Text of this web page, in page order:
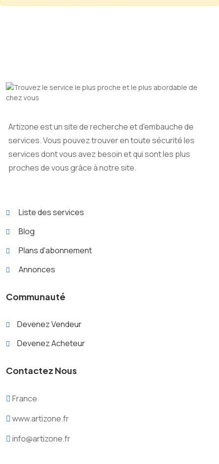
Artizone est un site de recherche et d'embauche de
services. Vous pouvez trouver en toute sécurité les
services dont vous avez besoin et qui sont les plus
proches de vous grâce à notre site.
Liste des services
Blog
Plans d'abonnement
Annonces
Communauté
Devenez Vendeur
Devenez Acheteur
Contactez Nous
France
www.artizone.fr
info@artizone.fr